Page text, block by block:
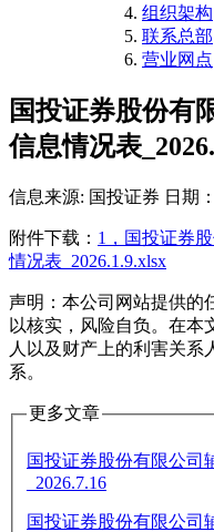
组织架构
联系总部
营业网点
国投证券股份有
信息情况表
信息来源: 国投证券 日期
附件下载： 1，国投证券
情况表_2026.1.9.xlsx
声明：本公司网站提供的
以核实，风险自负。在本
人以及财产上的利害关系
系。
更多文章
国投证券股份有限公司
_2026.7.16
国投证券股份有限公司